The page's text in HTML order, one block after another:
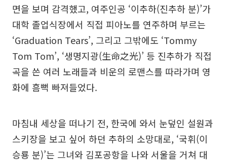
면을 보며 감격했고, 여주인공 ‘이추하(진추하 분)’가
대학 졸업식장에서 직접 피아노를 연주하며 부르는
‘Graduation Tears’, 그리고 그밖에도 ‘Tommy
Tom Tom’, ‘생명지광(生命之光)’ 등 진추하가 직접
곡을 쓴 여러 노래들과 비운의 로맨스를 따라가며 영
화에 흠뻑 빠져들었다.
마침내 세상을 떠나기 전, 한국에 와서 눈덮인 설원과
스키장을 보고 싶어 하던 추하의 소망대로, ‘국휘(이
승룡 분)’는 그녀와 김포공항을 나와 서울을 거쳐 대